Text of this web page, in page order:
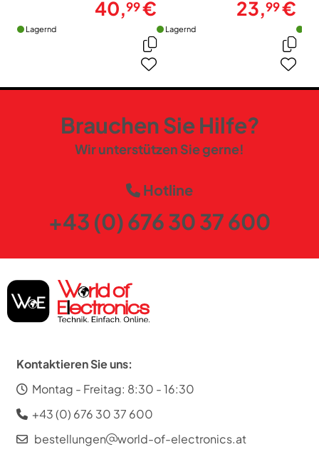
40,99€
Lagernd
23,99€
Lagernd
Brauchen Sie Hilfe?
Wir unterstützen Sie gerne!
Hotline
+43 (0) 676 30 37 600
Kontaktieren Sie uns:
Montag - Freitag: 8:30 - 16:30
+43 (0) 676 30 37 600
bestellungen
world-of-electronics.at